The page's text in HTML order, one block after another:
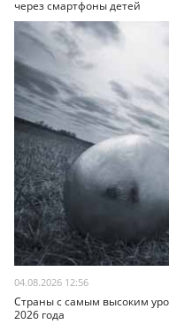
через смартфоны детей
04.08.2026 12:56
Страны с самым высоким
2026 года